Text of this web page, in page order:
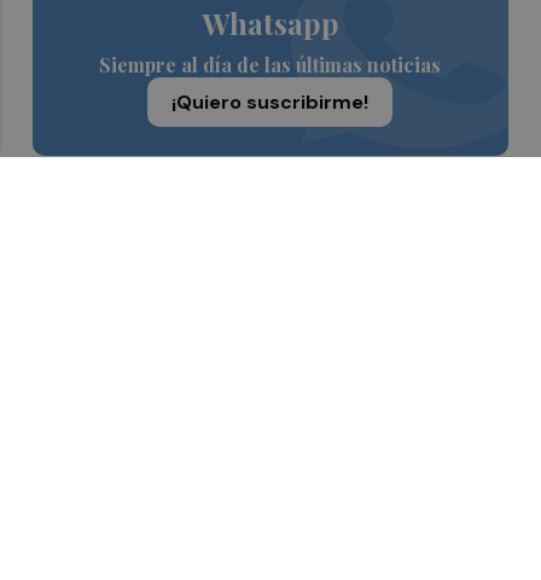
Whatsapp
Siempre al día de las últimas noticias
¡Quiero suscribirme!